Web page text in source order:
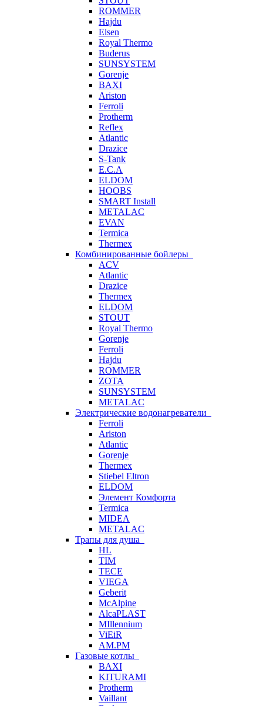
ROMMER
Hajdu
Elsen
Royal Thermo
Buderus
SUNSYSTEM
Gorenje
BAXI
Ariston
Ferroli
Protherm
Reflex
Atlantic
Drazice
S-Tank
E.C.A
ELDOM
HOOBS
SMART Install
METALAC
EVAN
Termica
Thermex
Комбинированные бойлеры
ACV
Atlantic
Drazice
Thermex
ELDOM
STOUT
Royal Thermo
Gorenje
Ferroli
Hajdu
ROMMER
ZOTA
SUNSYSTEM
METALAC
Электрические водонагреватели
Ferroli
Ariston
Atlantic
Gorenje
Thermex
Stiebel Eltron
ELDOM
Элемент Комфорта
Termica
MIDEA
METALAC
Трапы для душа
HL
TIM
TECE
VIEGA
Geberit
McAlpine
AlcaPLAST
MIllennium
ViEiR
AM.PM
Газовые котлы
BAXI
KITURAMI
Protherm
Vaillant